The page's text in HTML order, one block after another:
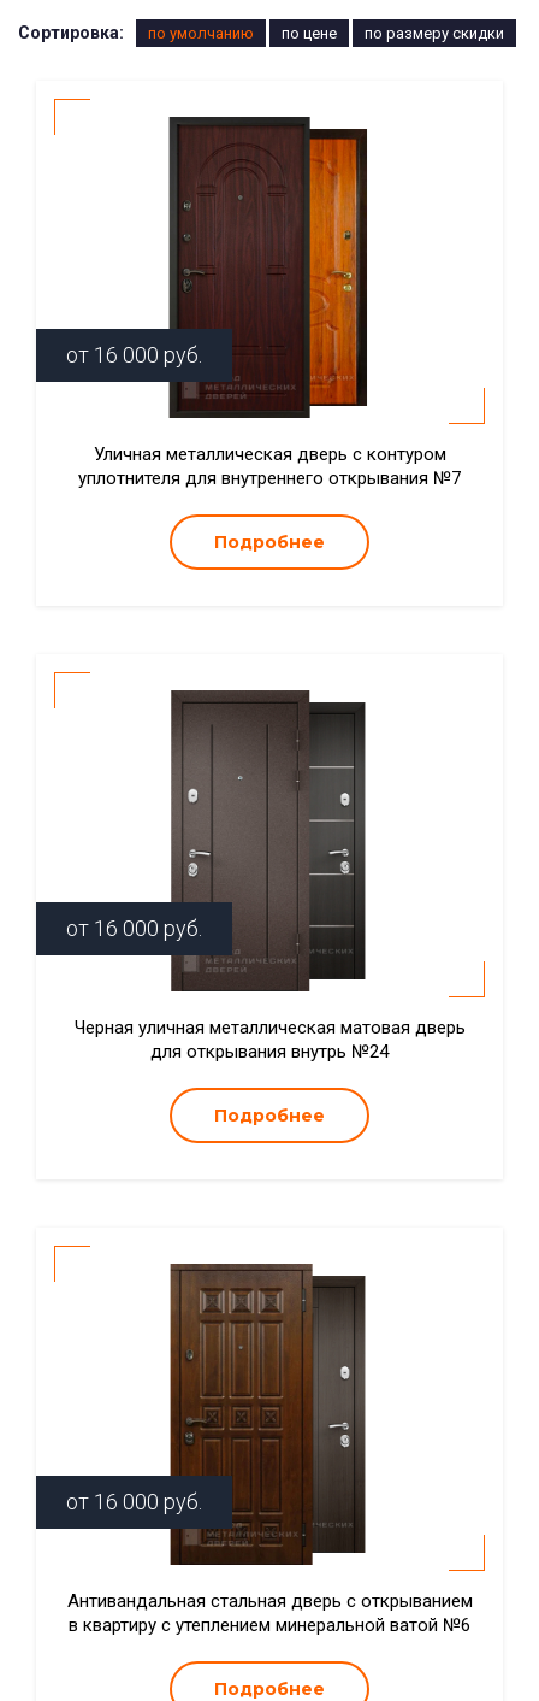
Сортировка: по умолчанию по цене по размеру скидки
от 16 000 руб.
Уличная металлическая дверь с контуром
уплотнителя для внутреннего открывания №7
Подробнее
от 16 000 руб.
Черная уличная металлическая матовая дверь
для открывания внутрь №24
Подробнее
от 16 000 руб.
Антивандальная стальная дверь с открыванием
в квартиру с утеплением минеральной ватой №6
Подробнее